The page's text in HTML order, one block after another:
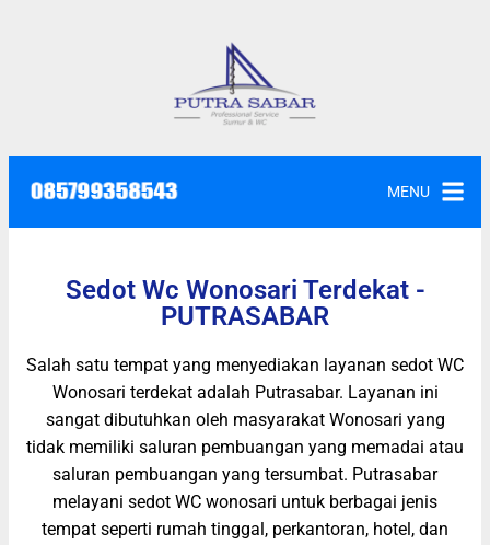
MENU
Sedot Wc Wonosari Terdekat -
PUTRASABAR
Salah satu tempat yang menyediakan layanan sedot WC
Wonosari terdekat adalah Putrasabar. Layanan ini
sangat dibutuhkan oleh masyarakat Wonosari yang
tidak memiliki saluran pembuangan yang memadai atau
saluran pembuangan yang tersumbat. Putrasabar
melayani sedot WC wonosari untuk berbagai jenis
tempat seperti rumah tinggal, perkantoran, hotel, dan